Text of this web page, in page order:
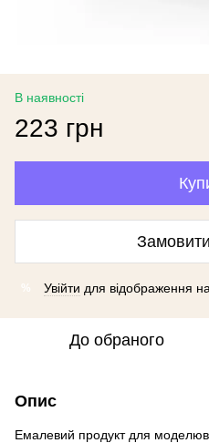
В наявності
223 грн
% Увійти для відображення
До обраного
Опис
Емалевий продукт для